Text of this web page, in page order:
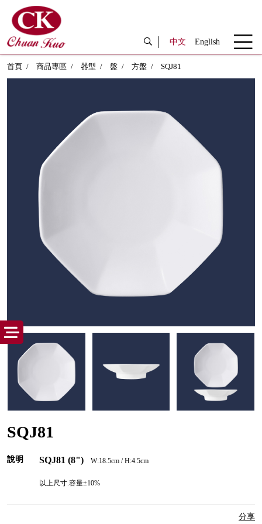
中文 English
首頁 商品專區 器型 盤 方盤 SQJ81
SQJ81
說明 SQJ81 (8") W:18.5cm / H:4.5cm
以上尺寸.容量±10%
分享